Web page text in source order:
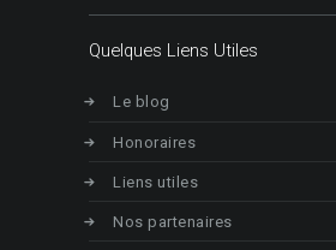
Quelques Liens Utiles
Le blog
Honoraires
Liens utiles
Nos partenaires